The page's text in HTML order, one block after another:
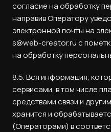
согласие на обработку
направив Оператору
электронной почты на
s@web-creator.ru с
на обработку
8.5. Вся информация,
сервисами, в том числе
средствами связи и
хранится и
(Операторами) в